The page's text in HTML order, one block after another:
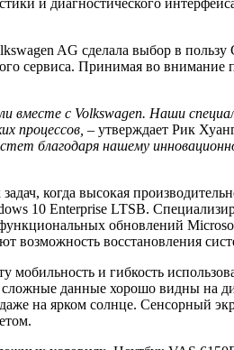
и диагностического
AG сделала выбор в
сервиса. Принимая во
с Volkswagen. Наши
процессов, – утверждает Рик
благодаря нашему
когда высокая
10 Enterprise LTSB.
обновлений
возможность восстановления
и гибкость
данные хорошо видны на
даже на ярком солнце.